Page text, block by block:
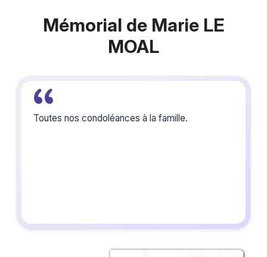
Mémorial de Marie LE
MOAL
Toutes nos condoléances à la famille.